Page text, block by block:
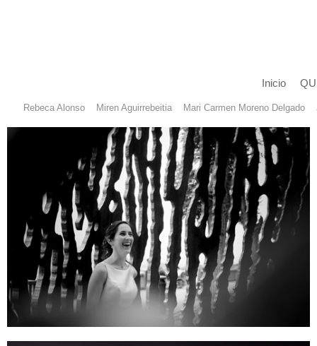
Inicio
Rebeca Alonso Miren Aguirrebeitia Mari Carmen Moreno Delgado